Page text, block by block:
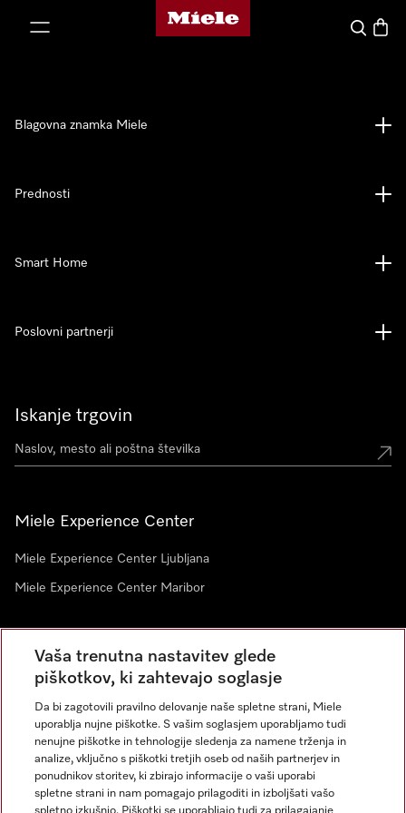
Domača stran Miele
Iskanje
Iskanje trgovin
Miele Experience Center
Miele Experience Center Ljubljana
Miele Experience Center Maribor
Novice
Blagovna znamka Miele
Prednosti
Smart Home
Poslovni partnerji
Vaša trenutna nastavitev glede
piškotkov, ki zahtevajo soglasje
Da bi zagotovili pravilno delovanje naše spletne strani, Miele
uporablja nujne piškotke. S vašim soglasjem uporabljamo tudi
nenujne piškotke in tehnologije sledenja za namene trženja in
analize, vključno s piškotki tretjih oseb od naših partnerjev in
ponudnikov storitev, ki zbirajo informacije o vaši uporabi
spletne strani in nam pomagajo prilagoditi in izboljšati vašo